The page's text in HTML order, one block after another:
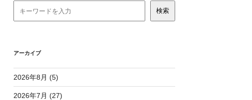
アーカイブ
2026年8月 (5)
2026年7月 (27)